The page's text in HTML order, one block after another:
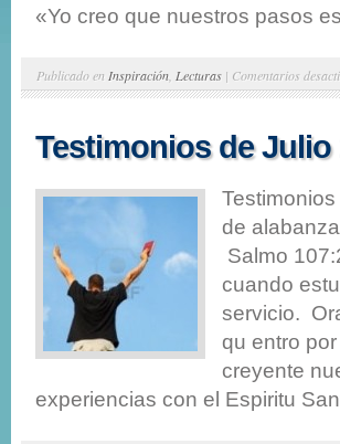
«Yo creo que nuestros pasos
Publicado en Inspiración Lecturas | Comentarios
Testimonios de Julio
de
Salmo
cuando
servicio.
qu entro
creyente
experiencias con el Espiritu